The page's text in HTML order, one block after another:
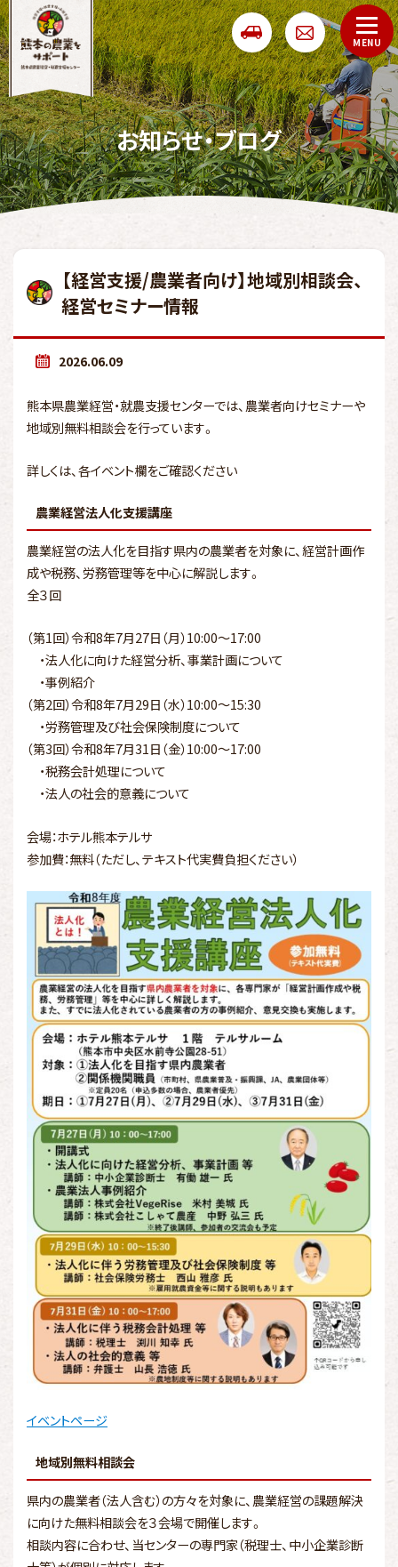
お知らせ・ブログ
【経営支援/農業者向け】地域別相談会、
経営セミナー情報
2026.06.09
熊本県農業経営・就農支援センターでは、農業者向けセミナーや
地域別無料相談会を行っています。
詳しくは、各イベント欄をご確認ください
農業経営法人化支援講座
農業経営の法人化を目指す県内の農業者を対象に、経営計画作
成や税務、労務管理等を中心に解説します。
全３回
（第1回）令和8年7月27日（月）10:00～17:00
・法人化に向けた経営分析、事業計画について
・事例紹介
（第2回）令和8年7月29日（水）10:00～15:30
・労務管理及び社会保険制度について
（第3回）令和8年7月31日（金）10:00～17:00
・税務会計処理について
・法人の社会的意義について
会場：ホテル熊本テルサ
参加費：無料（ただし、テキスト代実費負担ください）
イベントページ
地域別無料相談会
県内の農業者（法人含む）の方々を対象に、農業経営の課題解決
に向けた無料相談会を３会場で開催します。
相談内容に合わせ、当センターの専門家（税理士、中小企業診断